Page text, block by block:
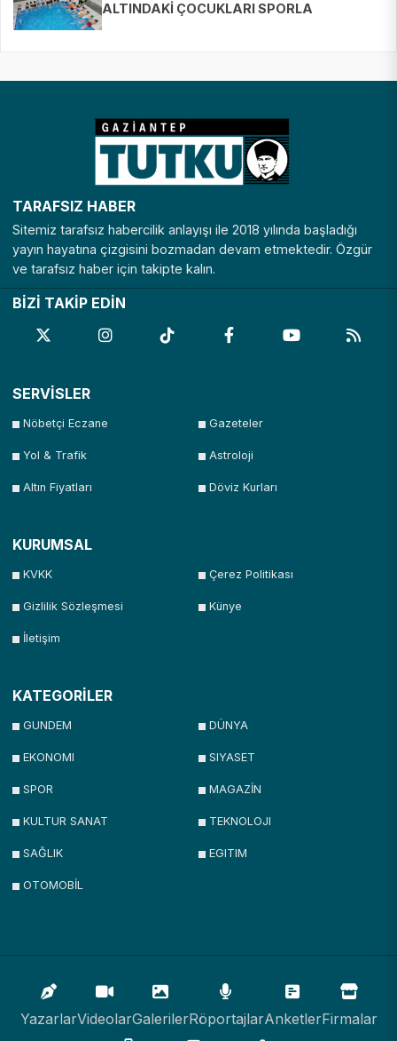
ALTINDAKİ ÇOCUKLARI SPORLA
TARAFSIZ HABER
Sitemiz tarafsız habercilik anlayışı ile 2018 yılında başladığı
yayın hayatına çizgisini bozmadan devam etmektedir. Özgür
ve tarafsız haber için takipte kalın.
BİZİ TAKİP EDİN
SERVİSLER
Nöbetçi Eczane Gazeteler
Yol & Trafik Astroloji
Altın Fiyatları Döviz Kurları
KURUMSAL
KVKK Çerez Politikası
Gizlilik Sözleşmesi Künye
İletişim
KATEGORİLER
GUNDEM DÜNYA
EKONOMI SIYASET
SPOR MAGAZİN
KULTUR SANAT TEKNOLOJI
SAĞLIK EGITIM
OTOMOBİL
YazarlarVideolarGalerilerRöportajlarAnketlerFirmalar